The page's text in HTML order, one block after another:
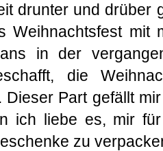
drunter und drüber
Weihnachtsfest mit
in der
die
Dieser Part gefällt
ich liebe es, mir
zu